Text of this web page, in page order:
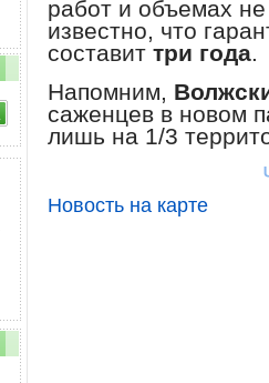
работ и объемах
известно, что
составит три года.
Напомним,
саженцев в новом
лишь на 1/3
Новость на карте